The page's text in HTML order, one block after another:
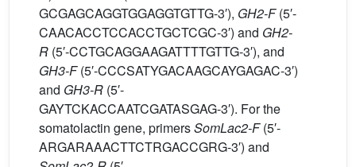
GCGAGCAGGTGGAGGTGTTG-3′), GH2-F(5′-
CAACACCTCCACCTGCTCGC-3′) and GH2-
R (5′-CCTGCAGGAAGATTTTGTTG-3′), and
GH3-F(5′-CCCSATYGACAAGCAYGAGAC-3′)
and GH3-R (5′-
GAYTCKACCAATCGATASGAG-3′). For the
somatolactin gene, primersSomLac2-F(5′-
ARGARAAACTTCTRGACCGRG-3′) and